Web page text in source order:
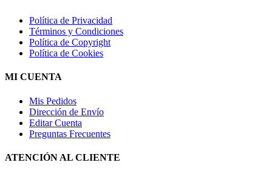
Política de Privacidad
Términos y Condiciones
Política de Copyright
Política de Cookies
MI CUENTA
Mis Pedidos
Dirección de Envío
Editar Cuenta
Preguntas Frecuentes
ATENCIÓN AL CLIENTE